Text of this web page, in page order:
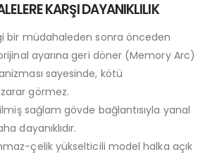
KARŞI DAYANIKLILIK
bir müdahaleden sonra önceden
ayarına geri döner (Memory Arc)
sayesinde, kötü
görmez.
sağlam gövde bağlantısıyla yanal
dayanıklıdır.
çelik yükselticili model halka açık